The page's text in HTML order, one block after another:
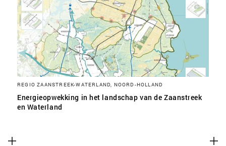
REGIO ZAANSTREEK-WATERLAND, NOORD-HOLLAND
Energieopwekking in het landschap van de Zaanstreek
en Waterland